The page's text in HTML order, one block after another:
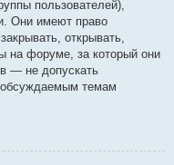
пользователей),
Они имеют право
открывать,
на форуме, за который они
— не допускать
обсуждаемым темам